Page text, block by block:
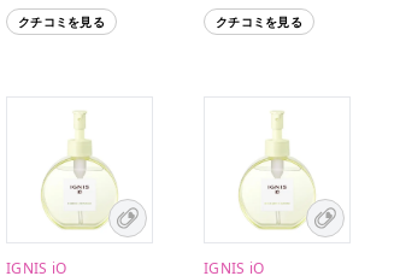
クチコミを見る
クチコミを見る
IGNIS iO
IGNIS iO